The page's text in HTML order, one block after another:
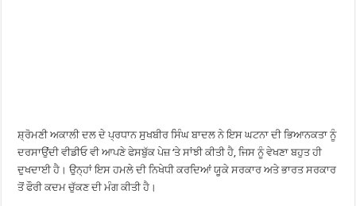
ਸ਼੍ਰੋਮਣੀ ਅਕਾਲੀ ਦਲ ਦੇ ਪ੍ਰਧਾਨ ਸੁਖਬੀਰ ਸਿੰਘ ਬਾਦਲ ਨੇ ਇਸ ਘਟਨਾ ਦੀ ਭਿਆਨਕਤਾ ਨੂੰ
ਦਰਸਾਉਂਦੀ ਵੀਡੀਓ ਵੀ ਆਪਣੇ ਫੇਸਬੁੱਕ ਪੇਜ਼ ‘ਤੇ ਸਾਂਝੀ ਕੀਤੀ ਹੈ, ਜਿਸ ਨੂੰ ਵੇਖਣਾ ਬਹੁਤ ਹੀ
ਦੁਖਦਾਈ ਹੈ। ਉਨ੍ਹਾਂ ਇਸ ਹਮਲੇ ਦੀ ਨਿਖੇਧੀ ਕਰਦਿਆਂ ਯੂਕੇ ਸਰਕਾਰ ਅਤੇ ਭਾਰਤ ਸਰਕਾਰ
ਤੋਂ ਫੌਰੀ ਕਦਮ ਚੁੱਕਣ ਦੀ ਮੰਗ ਕੀਤੀ ਹੈ।